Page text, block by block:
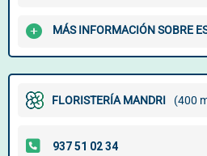
MÁS INFORMACIÓN SOBRE
FLORISTERÍA MANDRI (400